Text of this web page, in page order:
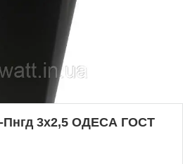
Пнгд 3х2,5 ОДЕСА ГОСТ